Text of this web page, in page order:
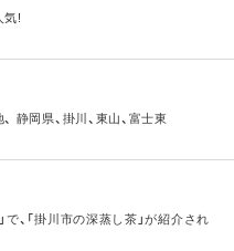
気!
静岡県、掛川、東山、富士東
で、「掛川市の深蒸し茶」が紹介され